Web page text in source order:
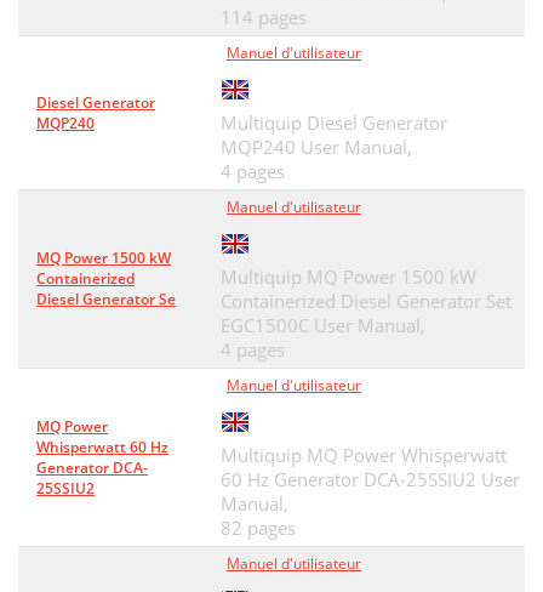
114 pages
Diesel Generator
MQP240
Manuel d'utilisateur
Multiquip Diesel Generator
MQP240 User Manual,
4 pages
MQ Power 1500 kW
Containerized
Diesel Generator Se
Manuel d'utilisateur
Multiquip MQ Power 1500 kW
Containerized Diesel Generator Set
EGC1500C User Manual,
4 pages
MQ Power
Whisperwatt 60 Hz
Generator DCA-
25SSIU2
Manuel d'utilisateur
Multiquip MQ Power Whisperwatt
60 Hz Generator DCA-25SSIU2 User
Manual,
82 pages
Manuel d'utilisateur